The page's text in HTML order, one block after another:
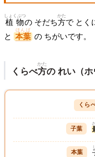
植物
しょくぶつ
の そだち方
かた
で とく
と 本葉
ほんば
の ちがいです。
くらべ方
かた
の れい（ホ